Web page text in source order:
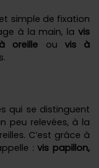
simple de fixation
à la main, la vis
oreille ou vis à
qui se distinguent
peu relevées, à la
C’est grâce à
:vis papillon,